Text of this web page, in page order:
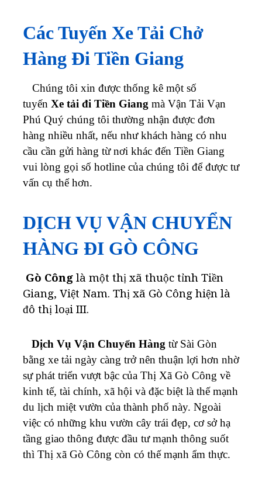
Các Tuyến Xe Tải Chở
Hàng Đi Tiền Giang
Chúng tôi xin được thống kê một số
tuyến Xe tải đi Tiền Giang mà Vận Tải Vạn
Phú Quý chúng tôi thường nhận được đơn
hàng nhiều nhất, nếu như khách hàng có nhu
cầu cần gửi hàng từ nơi khác đến Tiền Giang
vui lòng gọi số hotline của chúng tôi để được tư
vấn cụ thể hơn.
DỊCH VỤ VẬN CHUYỂN
HÀNG ĐI GÒ CÔNG
Gò Công là một thị xã thuộc tỉnh Tiền
Giang, Việt Nam. Thị xã Gò Công hiện là
đô thị loại III.
Dịch Vụ Vận Chuyển Hàng từ Sài Gòn
bằng xe tải ngày càng trở nên thuận lợi hơn nhờ
sự phát triển vượt bậc của Thị Xã Gò Công về
kinh tế, tài chính, xã hội và đặc biệt là thế mạnh
du lịch miệt vườn của thành phố này. Ngoài
việc có những khu vườn cây trái đẹp, cơ sở hạ
tầng giao thông được đầu tư mạnh thông suốt
thì Thị xã Gò Công còn có thế mạnh ẩm thực.